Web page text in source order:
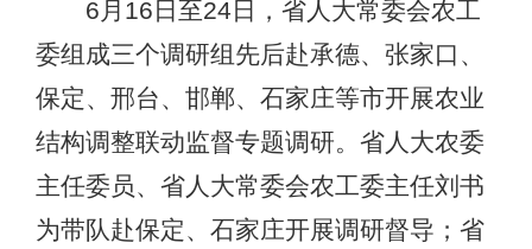
6月16日至24日，省人大常委会农工
委组成三个调研组先后赴承德、张家口、
保定、邢台、邯郸、石家庄等市开展农业
结构调整联动监督专题调研。省人大农委
主任委员、省人大常委会农工委主任刘书
为带队赴保定、石家庄开展调研督导；省